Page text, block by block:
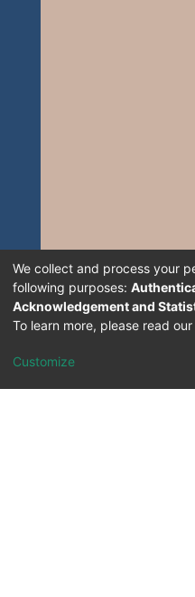
We collect and process your
following purposes:
Acknowledgement and
To learn more, please read our
Customize